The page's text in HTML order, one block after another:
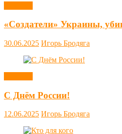
«Создатели» Украины,
30.06.2025 Игорь Бродяга
С Днём России!
12.06.2025 Игорь Бродяга